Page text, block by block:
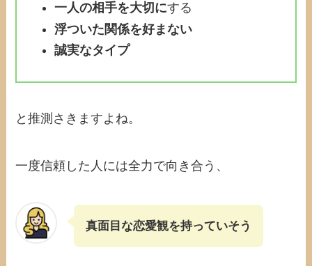
一人の相手を大切にする
浮ついた関係を好まない
誠実なタイプ
と推測さきますよね。
一度信頼した人には全力で向き合う、
真面目な恋愛観を持っていそう